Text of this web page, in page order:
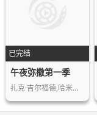
已完结
午夜弥撒第一季
扎克·吉尔福德,哈米什·林克莱特,克里…